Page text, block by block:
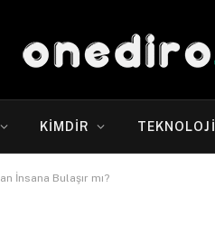
KIMDIR TEKNOLOJI
İnsana Bulaşır mı?